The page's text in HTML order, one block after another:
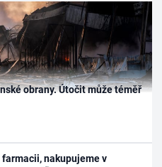
obrany. Útočit může téměř
nakupujeme v